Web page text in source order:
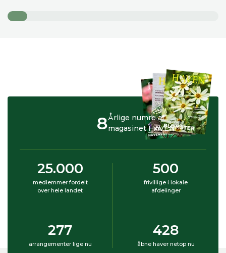
Årlige numre af
magasinet HAVEN
8
25.000
medlemmer fordelt
over hele landet
500
frivillige i lokale
afdelinger
277
arrangementer lige nu
428
åbne haver netop nu